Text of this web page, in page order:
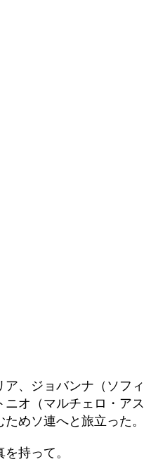
、ジョバンナ（ソフィ
オ（マルチェロ・アス
めソ連へと旅立った。
持って。